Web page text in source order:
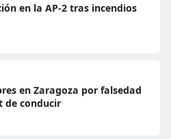
en la AP-2 tras incendios
en Zaragoza por falsedad
de conducir